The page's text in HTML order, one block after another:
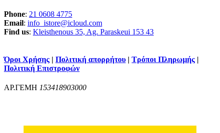
Phone: 21 0608 4775
Email: info_istore@icloud.com
Find us: Kleisthenous 35, Ag. Paraskeui 153 43
Όροι Χρήσης | Πολιτική απορρήτου | Τρόποι Πληρωμής |
Πολιτική Επιστροφών
ΑΡ.ΓΕΜΗ 153418903000